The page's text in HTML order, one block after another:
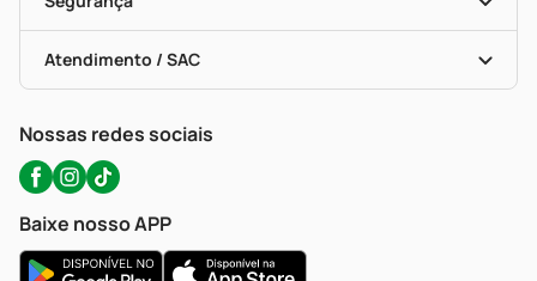
Troca E Devolução
Bulas De A A Z
Políticas De Marketplace
Testes Rápidos
Autoteste Covid-19
Certificado De Segurança
Portal Da Privacidade
Atendimento / SAC
WhatsApp (47) 9202-1687
Nossas redes sociais
Baixe nosso APP